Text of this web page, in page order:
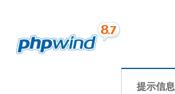
提示信息